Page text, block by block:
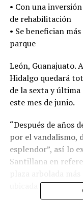
• Con una
de rehabilitación
• Se benefician
parque
León, Guanajuato.
Hidalgo quedará
de la sexta y
este mes de junio.
“Después de años
por el vandalismo,
esplendor”, así lo
Santillana en
ubicada en el